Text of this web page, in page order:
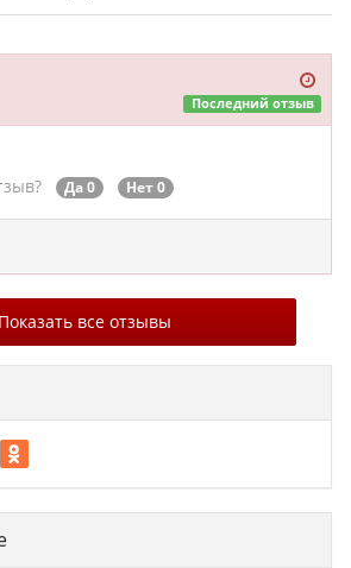
Последний отзыв
Да 0 Нет 0
Показать все отзывы